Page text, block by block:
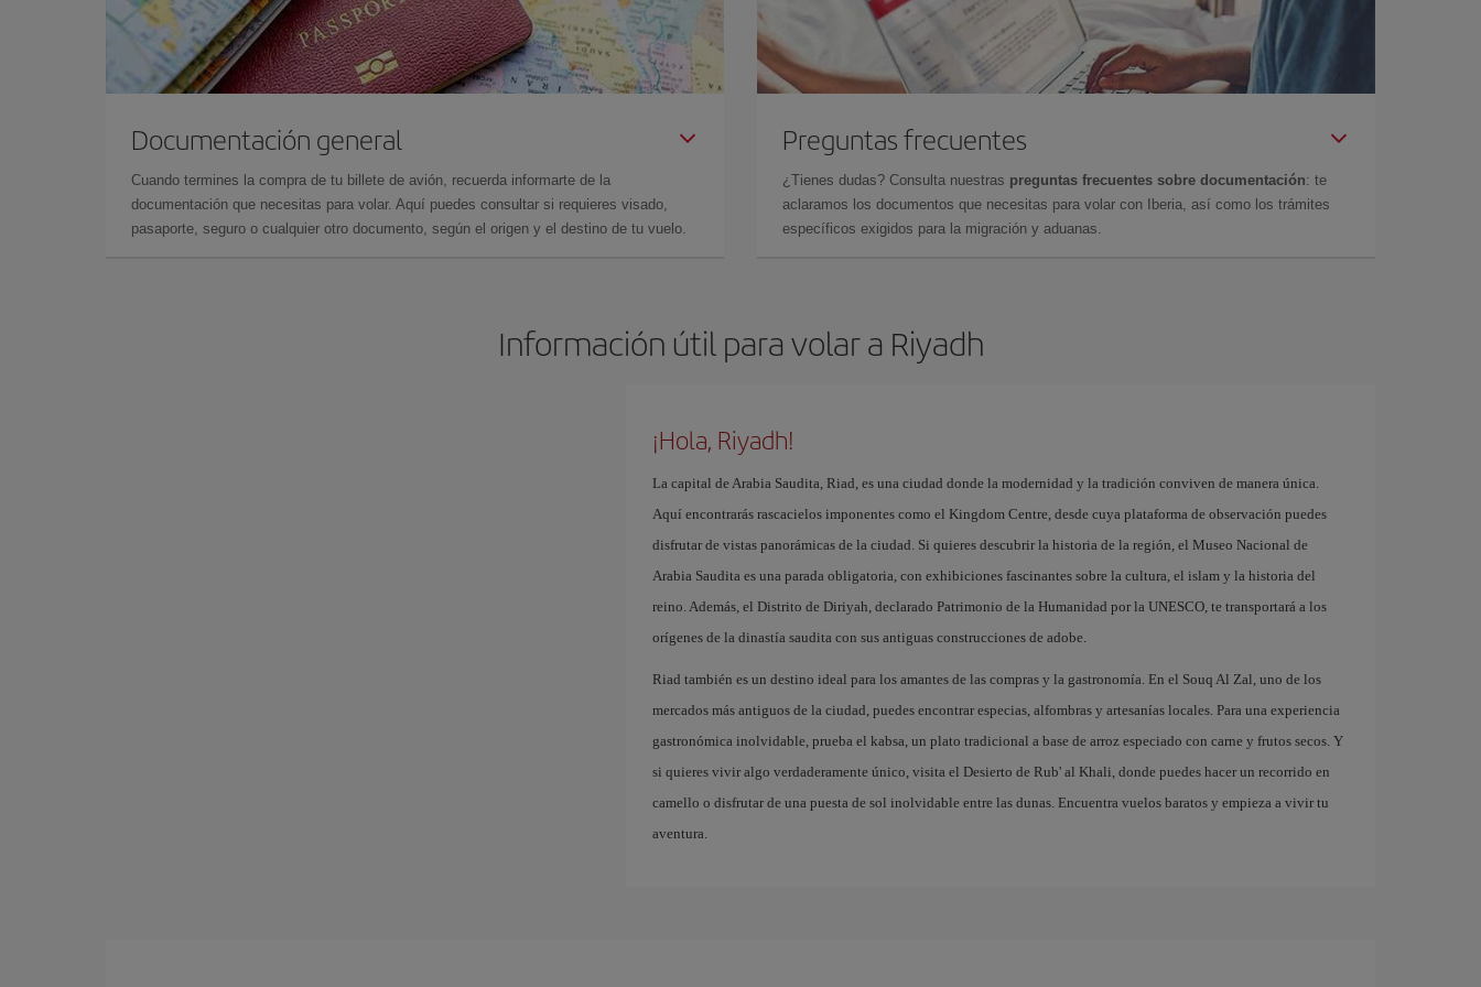
Documentación general
Cuando termines la compra de tu billete de avión, recuerda informarte de la
documentación que necesitas para volar. Aquí puedes consultar si requieres visado,
pasaporte, seguro o cualquier otro documento, según el origen y el destino de tu vuelo.
Preguntas frecuentes
¿Tienes dudas? Consulta nuestras preguntas frecuentes sobre documentación: te
aclaramos los documentos que necesitas para volar con Iberia, así como los trámites
específicos exigidos para la migración y aduanas.
Información útil para volar a Riyadh
¡Hola, Riyadh!
La capital de Arabia Saudita, Riad, es una ciudad donde la modernidad y la tradición conviven de manera única.
Aquí encontrarás rascacielos imponentes como el Kingdom Centre, desde cuya plataforma de observación puedes
disfrutar de vistas panorámicas de la ciudad. Si quieres descubrir la historia de la región, el Museo Nacional de
Arabia Saudita es una parada obligatoria, con exhibiciones fascinantes sobre la cultura, el islam y la historia del
reino. Además, el Distrito de Diriyah, declarado Patrimonio de la Humanidad por la UNESCO, te transportará a los
orígenes de la dinastía saudita con sus antiguas construcciones de adobe.
Riad también es un destino ideal para los amantes de las compras y la gastronomía. En el Souq Al Zal, uno de los
mercados más antiguos de la ciudad, puedes encontrar especias, alfombras y artesanías locales. Para una experiencia
gastronómica inolvidable, prueba el kabsa, un plato tradicional a base de arroz especiado con carne y frutos secos. Y
si quieres vivir algo verdaderamente único, visita el Desierto de Rub' al Khali, donde puedes hacer un recorrido en
camello o disfrutar de una puesta de sol inolvidable entre las dunas. Encuentra vuelos baratos y empieza a vivir tu
aventura.